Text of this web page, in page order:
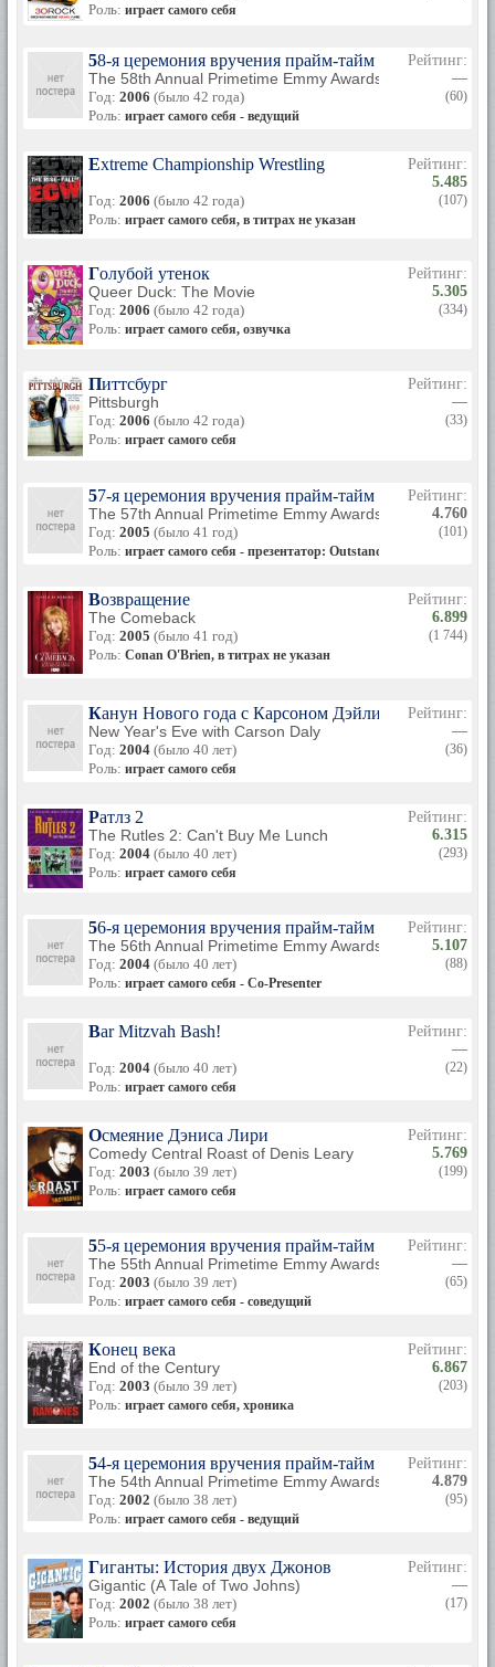
Роль: играет самого себя
58-я церемония вручения прайм-тайм премии
The 58th Annual Primetime Emmy Awards
Год: 2006 (было 42 года)
Роль: играет самого себя - ведущий
Рейтинг:
—
(60)
Extreme Championship Wrestling
Год: 2006 (было 42 года)
Роль: играет самого себя, в титрах не указан
Рейтинг:
5.485
(107)
Голубой утенок
Queer Duck: The Movie
Год: 2006 (было 42 года)
Роль: играет самого себя, озвучка
Рейтинг:
5.305
(334)
Питтсбург
Pittsburgh
Год: 2006 (было 42 года)
Роль: играет самого себя
Рейтинг:
—
(33)
57-я церемония вручения прайм-тайм премии
The 57th Annual Primetime Emmy Awards
Год: 2005 (было 41 год)
Роль: играет самого себя - презентатор: Outstanding Lead Actress
Рейтинг:
4.760
(101)
Возвращение
The Comeback
Год: 2005 (было 41 год)
Роль: Conan O'Brien, в титрах не указан
Рейтинг:
6.899
(1 744)
Канун Нового года с Карсоном Дэйли
New Year's Eve with Carson Daly
Год: 2004 (было 40 лет)
Роль: играет самого себя
Рейтинг:
—
(36)
Ратлз 2
The Rutles 2: Can't Buy Me Lunch
Год: 2004 (было 40 лет)
Роль: играет самого себя
Рейтинг:
6.315
(293)
56-я церемония вручения прайм-тайм премии
The 56th Annual Primetime Emmy Awards
Год: 2004 (было 40 лет)
Роль: играет самого себя - Co-Presenter
Рейтинг:
5.107
(88)
Bar Mitzvah Bash!
Год: 2004 (было 40 лет)
Роль: играет самого себя
Рейтинг:
—
(22)
Осмеяние Дэниса Лири
Comedy Central Roast of Denis Leary
Год: 2003 (было 39 лет)
Роль: играет самого себя
Рейтинг:
5.769
(199)
55-я церемония вручения прайм-тайм премии
The 55th Annual Primetime Emmy Awards
Год: 2003 (было 39 лет)
Роль: играет самого себя - соведущий
Рейтинг:
—
(65)
Конец века
End of the Century
Год: 2003 (было 39 лет)
Роль: играет самого себя, хроника
Рейтинг:
6.867
(203)
54-я церемония вручения прайм-тайм премии
The 54th Annual Primetime Emmy Awards
Год: 2002 (было 38 лет)
Роль: играет самого себя - ведущий
Рейтинг:
4.879
(95)
Гиганты: История двух Джонов
Gigantic (A Tale of Two Johns)
Год: 2002 (было 38 лет)
Роль: играет самого себя
Рейтинг:
—
(17)